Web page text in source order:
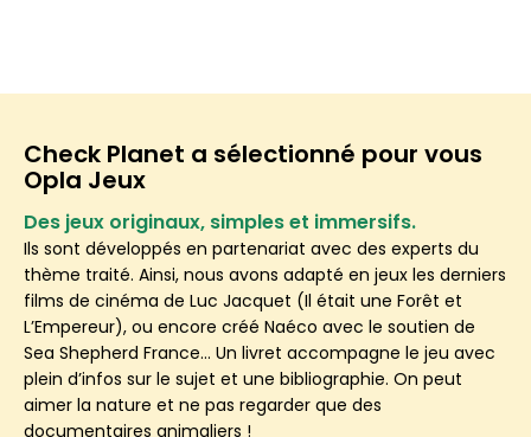
Check Planet a sélectionné pour vous
Opla Jeux
Des jeux originaux, simples et immersifs.
Ils sont développés en partenariat avec des experts du
thème traité. Ainsi, nous avons adapté en jeux les derniers
films de cinéma de Luc Jacquet (Il était une Forêt et
L’Empereur), ou encore créé Naéco avec le soutien de
Sea Shepherd France… Un livret accompagne le jeu avec
plein d’infos sur le sujet et une bibliographie. On peut
aimer la nature et ne pas regarder que des
documentaires animaliers !